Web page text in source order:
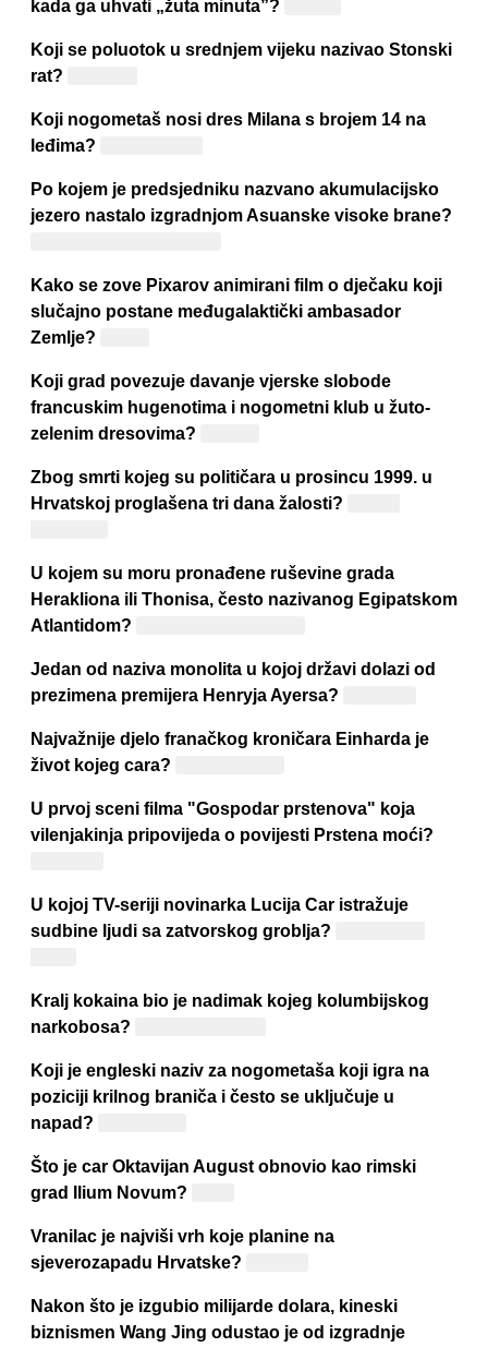
kada ga uhvati „žuta minuta”?
Koji se poluotok u srednjem vijeku nazivao Stonski
rat?
Koji nogometaš nosi dres Milana s brojem 14 na
leđima?
Po kojem je predsjedniku nazvano akumulacijsko
jezero nastalo izgradnjom Asuanske visoke brane?
Kako se zove Pixarov animirani film o dječaku koji
slučajno postane međugalaktički ambasador
Zemlje?
Koji grad povezuje davanje vjerske slobode
francuskim hugenotima i nogometni klub u žuto-
zelenim dresovima?
Zbog smrti kojeg su političara u prosincu 1999. u
Hrvatskoj proglašena tri dana žalosti?
U kojem su moru pronađene ruševine grada
Herakliona ili Thonisa, često nazivanog Egipatskom
Atlantidom?
Jedan od naziva monolita u kojoj državi dolazi od
prezimena premijera Henryja Ayersa?
Najvažnije djelo franačkog kroničara Einharda je
život kojeg cara?
U prvoj sceni filma "Gospodar prstenova" koja
vilenjakinja pripovijeda o povijesti Prstena moći?
U kojoj TV-seriji novinarka Lucija Car istražuje
sudbine ljudi sa zatvorskog groblja?
Kralj kokaina bio je nadimak kojeg kolumbijskog
narkobosa?
Koji je engleski naziv za nogometaša koji igra na
poziciji krilnog braniča i često se uključuje u
napad?
Što je car Oktavijan August obnovio kao rimski
grad Ilium Novum?
Vranilac je najviši vrh koje planine na
sjeverozapadu Hrvatske?
Nakon što je izgubio milijarde dolara, kineski
biznismen Wang Jing odustao je od izgradnje